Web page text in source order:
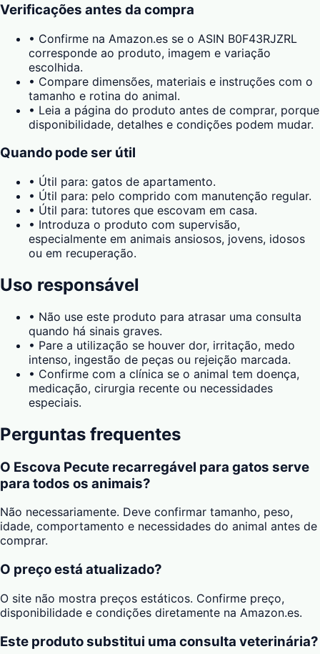
Verificações antes da compra
• Confirme na Amazon.es se o ASIN B0F43RJZRL
corresponde ao produto, imagem e variação
escolhida.
• Compare dimensões, materiais e instruções com o
tamanho e rotina do animal.
• Leia a página do produto antes de comprar, porque
disponibilidade, detalhes e condições podem mudar.
Quando pode ser útil
• Útil para: gatos de apartamento.
• Útil para: pelo comprido com manutenção regular.
• Útil para: tutores que escovam em casa.
• Introduza o produto com supervisão,
especialmente em animais ansiosos, jovens, idosos
ou em recuperação.
Uso responsável
• Não use este produto para atrasar uma consulta
quando há sinais graves.
• Pare a utilização se houver dor, irritação, medo
intenso, ingestão de peças ou rejeição marcada.
• Confirme com a clínica se o animal tem doença,
medicação, cirurgia recente ou necessidades
especiais.
Perguntas frequentes
O Escova Pecute recarregável para gatos serve
para todos os animais?
Não necessariamente. Deve confirmar tamanho, peso,
idade, comportamento e necessidades do animal antes de
comprar.
O preço está atualizado?
O site não mostra preços estáticos. Confirme preço,
disponibilidade e condições diretamente na Amazon.es.
Este produto substitui uma consulta veterinária?